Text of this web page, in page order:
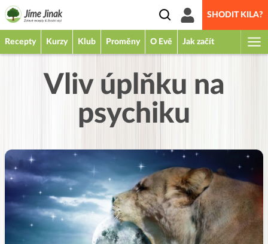
SHODIT KILA?
Recepty Kurzy Klub Proměny O Evě Jak začít
Vliv úplňku na
psychiku